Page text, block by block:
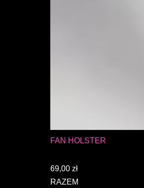
FAN HOLSTER
69,00 zł
RAZEM